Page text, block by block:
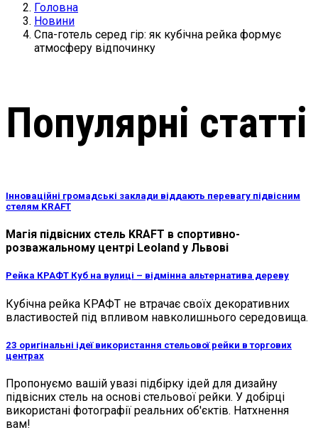
Головна
Новини
Спа-готель серед гір: як кубічна рейка формує
атмосферу відпочинку
Популярні статті
Інноваційні громадські заклади віддають перевагу підвісним
стелям KRAFT
Магія підвісних стель KRAFT в спортивно-
розважальному центрі Leoland у Львові
Рейка КРАФТ Куб на вулиці – відмінна альтернатива дереву
Кубічна рейка КРАФТ не втрачає своїх декоративних
властивостей під впливом навколишнього середовища.
23 оригінальні ідеї використання стельової рейки в торгових
центрах
Пропонуємо вашій увазі підбірку ідей для дизайну
підвісних стель на основі стельової рейки. У добірці
використані фотографії реальних об'єктів. Натхнення
вам!